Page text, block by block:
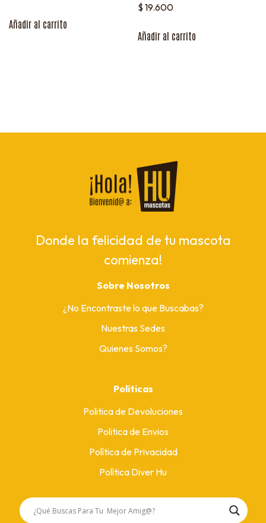
Añadir al carrito
$ 19.600
Añadir al carrito
Donde la felicidad de tu mascota
comienza!
Sobre Nosotros
¿No Encontraste lo que Buscabas?
Nuestras Sedes
Quienes Somos?
Políticas
Politica de Devoluciones
Politica de Envios
Política de Privacidad
Política Diver Hu